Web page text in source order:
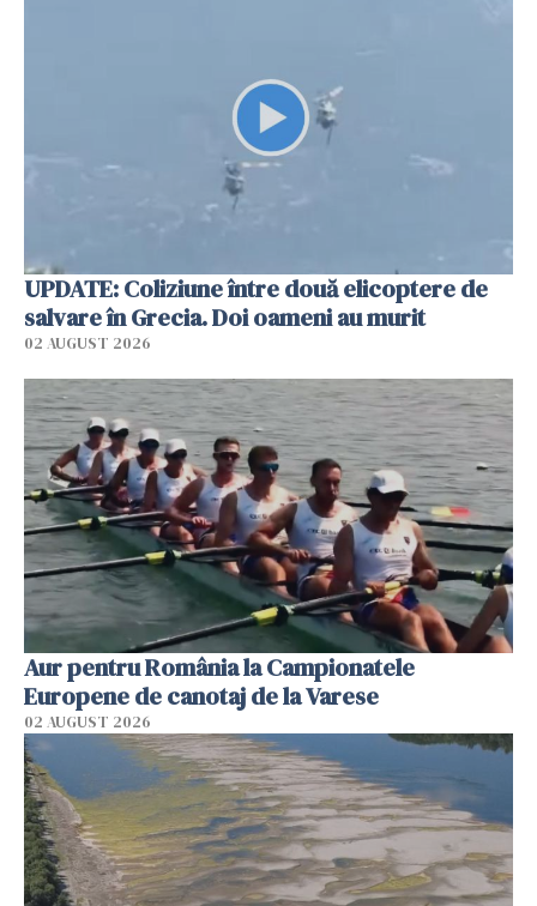
UPDATE: Coliziune între două elicoptere de
salvare în Grecia. Doi oameni au murit
02 AUGUST 2026
Aur pentru România la Campionatele
Europene de canotaj de la Varese
02 AUGUST 2026